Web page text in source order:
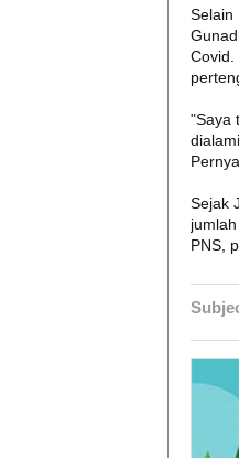
Selain
Covid.
"Saya
Sejak
PNS,